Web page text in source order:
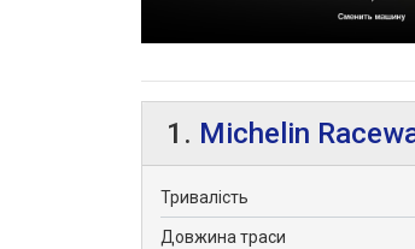
1. Michelin
Тривалість
Довжина траси